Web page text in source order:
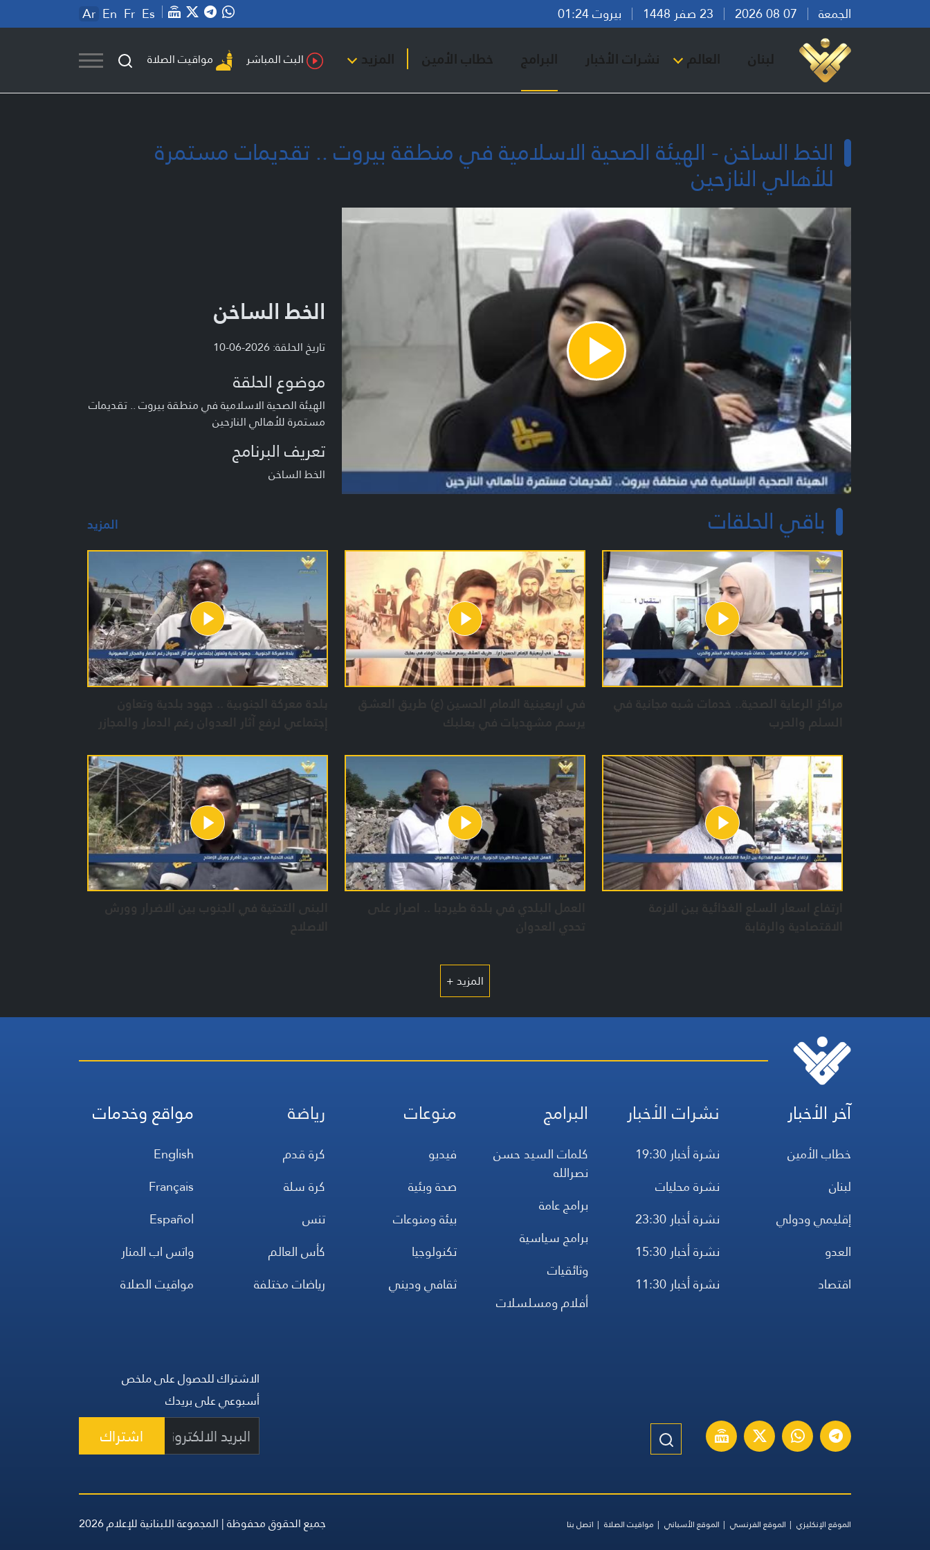
الجمعة بيروت 01:24 Ar En Fr Es
لبنان العالم نشرات الأخبار البرامج خطاب الأمين المزيد البث المباشر مواقيت الصلاة
الخط الساخن - الهيئة الصحية الاسلامية في منطقة بيروت .. تقديمات مستمرة
للأهالي النازحين
Play
Video
الخط الساخن
تاريخ الحلقة: 2026-06-10
موضوع الحلقة
الهيئة الصحية الاسلامية في منطقة بيروت .. تقديمات
مستمرة للأهالي النازحين
تعريف البرنامج
الخط الساخن
باقي الحلقات المزيد
مراكز الرعاية الصحية.. خدمات شبه مجانية في
السلم والحرب
في اربعينية الامام الحسين (ع) طريق العشق
يرسم مشهديات في بعلبك
بلدة معركة الجنوبية .. جهود بلدية وتعاون
إجتماعي لرفع آثار العدوان رغم الدمار والمجازر
ارتفاع اسعار السلع الغذائية بين الازمة
الاقتصادية والرقابة
العمل البلدي في بلدة طيردبا .. اصرار على
تحدي العدوان
البنى التحتية في الجنوب بين الاضرار وورش
الاصلاح
المزيد +
آخر الأخبار
خطاب الأمين
لبنان
إقليمي ودولي
العدو
اقتصاد
نشرات الأخبار
نشرة أخبار 19:30
نشرة محليات
نشرة أخبار 23:30
نشرة أخبار 15:30
نشرة أخبار 11:30
البرامج
كلمات السيد حسن
نصرالله
برامج عامة
برامج سياسية
وثائقيات
أفلام ومسلسلات
منوعات
فيديو
صحة وبئية
بيئة ومنوعات
تكنولوجيا
ثقافي وديني
رياضة
كرة قدم
كرة سلة
تنس
كأس العالم
رياضات مختلفة
مواقع وخدمات
English
Français
Español
واتس اب المنار
مواقيت الصلاة
الاشتراك للحصول على ملخص
أسبوعي على بريدك
اشتراك
الموقع الإنكليزي الموقع الفرنسي الموقع الأسباني مواقيت الصلاة اتصل بنا جميع الحقوق محفوظة | المجموعة اللبنانية للإعلام 2026